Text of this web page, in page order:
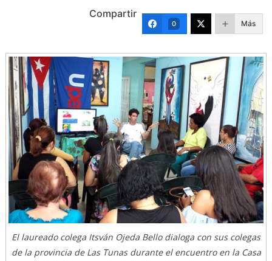
Compartir
0 Más
El laureado colega Itsván Ojeda Bello dialoga con sus colegas
de la provincia de Las Tunas durante el encuentro en la Casa